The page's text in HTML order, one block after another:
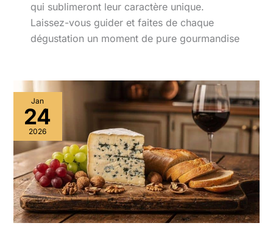
qui sublimeront leur caractère unique.
Laissez-vous guider et faites de chaque
dégustation un moment de pure gourmandise
Jan
24
2026